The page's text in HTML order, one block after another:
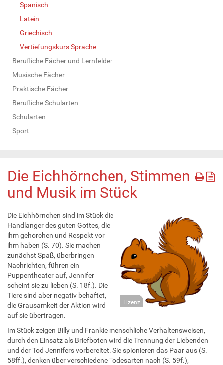
Spanisch
Latein
Griechisch
Vertiefungskurs Sprache
Berufliche Fächer und Lernfelder
Musische Fächer
Praktische Fächer
Berufliche Schularten
Schularten
Sport
Die Eichhörnchen, Stimmen
und Musik im Stück
Lizenz
Die Eichhörnchen sind im Stück die
Handlanger des guten Gottes, die
ihm gehorchen und Respekt vor
ihm haben (S. 70). Sie machen
zunächst Spaß, überbringen
Nachrichten, führen ein
Puppentheater auf, Jennifer
scheint sie zu lieben (S. 18f.). Die
Tiere sind aber negativ behaftet,
die Grausamkeit der Aktion wird
auf sie übertragen.
Im Stück zeigen Billy und Frankie menschliche Verhaltensweisen,
durch den Einsatz als Briefboten wird die Trennung der Liebenden
und der Tod Jennifers vorbereitet. Sie spionieren das Paar aus (S.
58ff.), denken über verschiedene Todesarten nach (S. 59f.),